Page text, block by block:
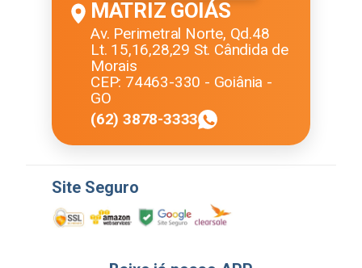
MATRIZ GOIÁS
Av. Perimetral Norte, Qd.48
Lt. 15,16,28,29 St. Cândida de
Morais
CEP: 74463-330 - Goiânia -
GO
(62) 3878-3333
Site Seguro